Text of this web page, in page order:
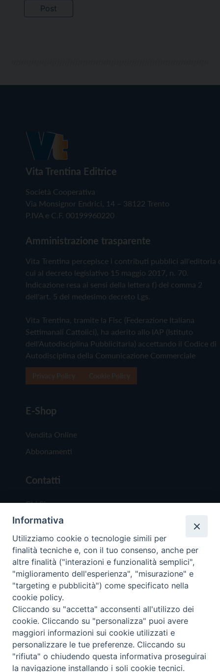
Vita Trentina Editrice
Società Cooperativa
Via Monsignor Endrici, 14 – 38122 Trento
P.IVA e C.F. 00199960220
Amministrazione trasparente
Vita Trentina percepisce i contributi pubblici all'editoria
cui al decreto legislativo 15 maggio 2017, n. 70.
Indicazione resa ai sensi della lettera f) del comma 2
dell'art. 5 del medesimo decreto Lgs.
Vita Trentina, tramite la Fisc (Federazione Italiana
Settimanali Cattolici), ha aderito allo IAP (Istituto
dell'Autodisciplina Pubblicitaria) accettando il Codice di
Autodisciplina della Comunicazione Commerciale
E-Shop
Vendita Online
Abbonamenti
Contatti
Chi Siamo
Redazione
Scrivici
Copyright © 2019 - Tutti i diritti riservati - Vita
Trentina Editrice
Privacy Policy
Torna
Informativa
Utilizziamo cookie o tecnologie simili per
finalità tecniche e, con il tuo consenso, anche per
altre finalità ("interazioni e funzionalità semplici",
"miglioramento dell'esperienza", "misurazione" e
"targeting e pubblicità") come specificato nella
cookie policy.
Cliccando su "accetta" acconsenti all'utilizzo dei
cookie. Cliccando su "personalizza" puoi avere
maggiori informazioni sui cookie utilizzati e
personalizzare le tue preferenze. Cliccando su
"rifiuta" o chiudendo questa informativa proseguirai
la navigazione installando i soli cookie tecnici.